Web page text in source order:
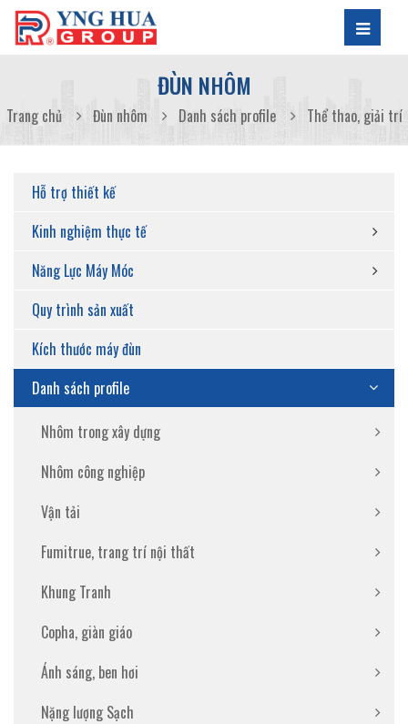
ĐÙN NHÔM
Trang chủ Đùn nhôm Danh sách profile Thể thao, giải trí
Hỗ trợ thiết kế
Kinh nghiệm thực tế
Năng Lực Máy Móc
Quy trình sản xuất
Kích thước máy đùn
Danh sách profile
Nhôm trong xây dựng
Nhôm công nghiệp
Vận tải
Fumitrue, trang trí nội thất
Khung Tranh
Copha, giàn giáo
Ánh sáng, ben hơi
Nặng lượng Sạch